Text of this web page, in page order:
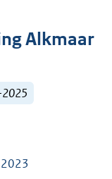
Alkmaar